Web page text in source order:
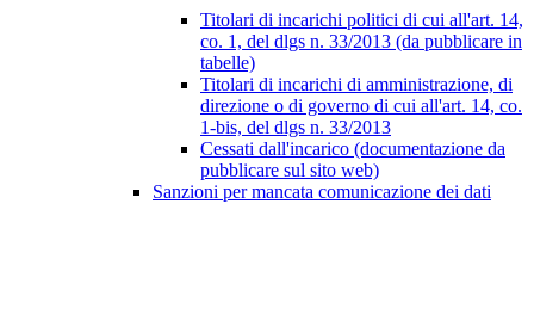
Titolari di incarichi politici di cui all'art. 14,
co. 1, del dlgs n. 33/2013 (da pubblicare in
tabelle)
Titolari di incarichi di amministrazione, di
direzione o di governo di cui all'art. 14, co.
1-bis, del dlgs n. 33/2013
Cessati dall'incarico (documentazione da
pubblicare sul sito web)
Sanzioni per mancata comunicazione dei dati